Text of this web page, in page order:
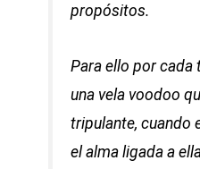
propósitos.
Para ello por cada
una vela voodoo
tripulante, cuando
el alma ligada a